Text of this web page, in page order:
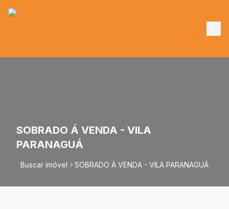
SOBRADO Á VENDA - VILA
PARANAGUÁ
Buscar imóvel SOBRADO Á VENDA - VILA PARANAGUÁ